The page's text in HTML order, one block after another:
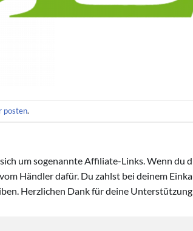
posten.
um sogenannte Affiliate-Links. Wenn
Händler dafür. Du zahlst bei deinem
Herzlichen Dank für deine